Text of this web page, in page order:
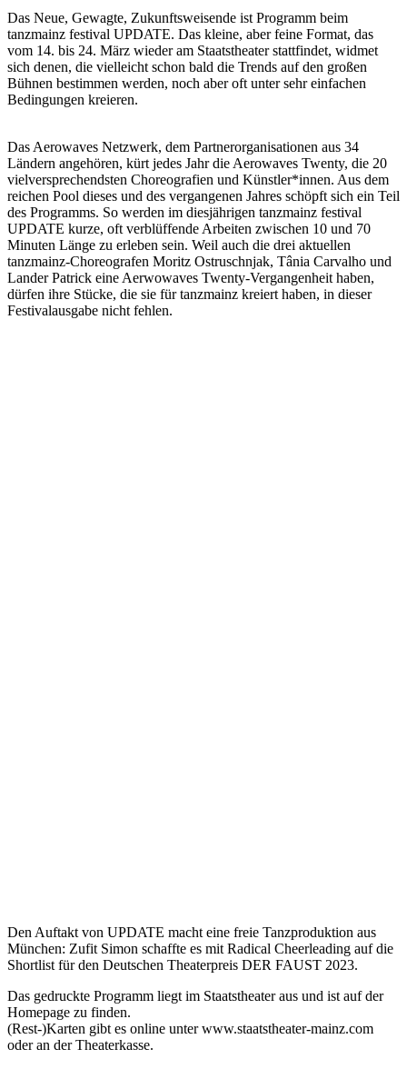
Das Neue, Gewagte, Zukunftsweisende ist Programm beim
tanzmainz festival UPDATE. Das kleine, aber feine Format, das
vom 14. bis 24. März wieder am Staatstheater stattfindet, widmet
sich denen, die vielleicht schon bald die Trends auf den großen
Bühnen bestimmen werden, noch aber oft unter sehr einfachen
Bedingungen kreieren.
Das Aerowaves Netzwerk, dem Partnerorganisationen aus 34
Ländern angehören, kürt jedes Jahr die Aerowaves Twenty, die 20
vielversprechendsten Choreografien und Künstler*innen. Aus dem
reichen Pool dieses und des vergangenen Jahres schöpft sich ein Teil
des Programms. So werden im diesjährigen tanzmainz festival
UPDATE kurze, oft verblüffende Arbeiten zwischen 10 und 70
Minuten Länge zu erleben sein. Weil auch die drei aktuellen
tanzmainz-Choreografen Moritz Ostruschnjak, Tânia Carvalho und
Lander Patrick eine Aerwowaves Twenty-Vergangenheit haben,
dürfen ihre Stücke, die sie für tanzmainz kreiert haben, in dieser
Festivalausgabe nicht fehlen.
Den Auftakt von UPDATE macht eine freie Tanzproduktion aus
München: Zufit Simon schaffte es mit Radical Cheerleading auf die
Shortlist für den Deutschen Theaterpreis DER FAUST 2023.
Das gedruckte Programm liegt im Staatstheater aus und ist auf der
Homepage zu finden.
(Rest-)Karten gibt es online unter www.staatstheater-mainz.com
oder an der Theaterkasse.